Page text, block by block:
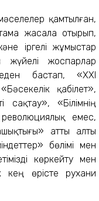
қамтылған,
жасала отырып,
іргелі жұмыстар
жоспарлар
бастап, «ХХІ
қабілет»,
сақтау», «Білімнің
емес,
атты алты
бөлімі мен
көркейту мен
кең өрісте рухани